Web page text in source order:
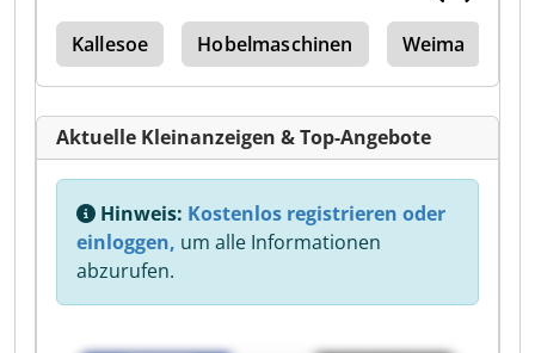
Kallesoe Hobelmaschinen Weima
Aktuelle Kleinanzeigen & Top-Angebote
Hinweis: Kostenlos registrieren oder
einloggen, um alle Informationen
abzurufen.